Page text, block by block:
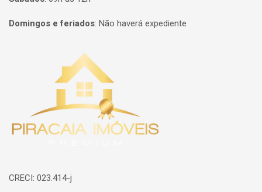
Domingos e feriados: Não haverá expediente
Página inicial
CRECI: 023.414-j